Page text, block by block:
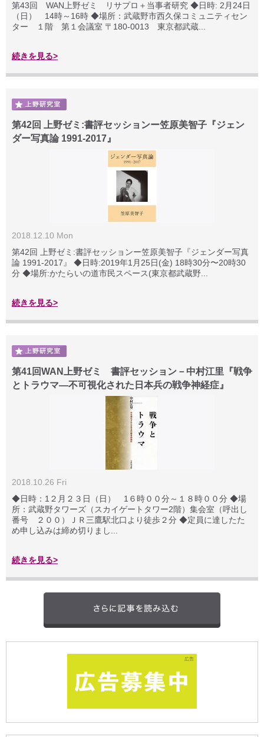
第43回 WAN上野ゼミ リサプロ＋当事者研究 ◆日時: 2月24日
（日） 14時～16時 ◆場所：武蔵野市西久保コミュニティセン
ター １階 第１会議室 〒180-0013 東京都武蔵...
続きを見る>
第42回 上野ゼミ:書評セッションー笠原美智子『ジェン
ダー写真論 1991-2017』
2018.12.10 Mon
第42回 上野ゼミ:書評セッションー笠原美智子『ジェンダー写真
論 1991-2017』 ◆日時:2019年1月25日(金) 18時30分〜20時30
分 ◆場所:かたらいの道市民スペース(東京都武蔵野...
続きを見る>
第41回WAN上野ゼミ 書評セッション－中村江里『戦争
とトラウマ―不可視化された日本兵の戦争神経症』
2018.10.26 Fri
◆日時：1２月２３日（日） 1６時００分～１８時００分 ◆場
所：武蔵野タワーズ（スカイゲートタワー2階）集会室（呼出し
番号 ２００）ＪＲ三鷹駅北口より徒歩２分 ◆定員に達したた
め申し込みは締め切りまし...
続きを見る>